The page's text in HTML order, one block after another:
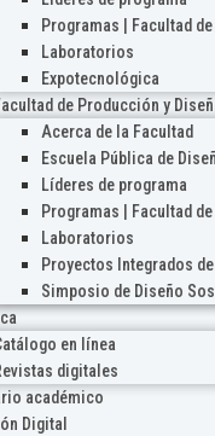
Programas | Facultad
Laboratorios
Expotecnológica
de Producción y
Acerca de la Facultad
Escuela Pública de
Líderes de programa
Programas | Facultad
Laboratorios
Proyectos Integrados
Simposio de Diseño
en línea
digitales
académico
Digital